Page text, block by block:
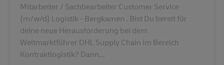
Mitarbeiter / Sachbearbeiter Customer Service
(m/w/d) Logistik - Bergkamen . Bist Du bereit für
deine neue Herausforderung bei dem
Weltmarktführer DHL Supply Chain im Bereich
Kontraktlogistik? Dann...